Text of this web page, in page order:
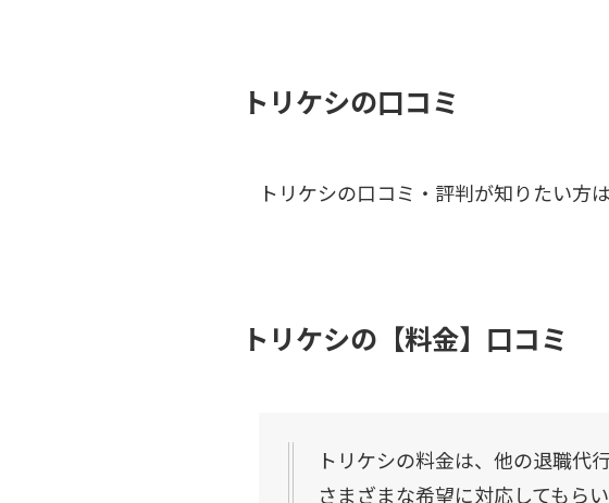
トリケシの口コミ
トリケシの口コミ・評判が知りたい方
トリケシの【料金】口コミ
トリケシの料金は、他の退職代
さまざまな希望に対応してもら